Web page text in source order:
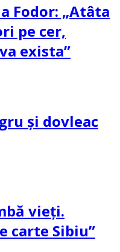
Fodor: „Atâta
pe cer,
exista”
și dovleac
vieți.
carte Sibiu”